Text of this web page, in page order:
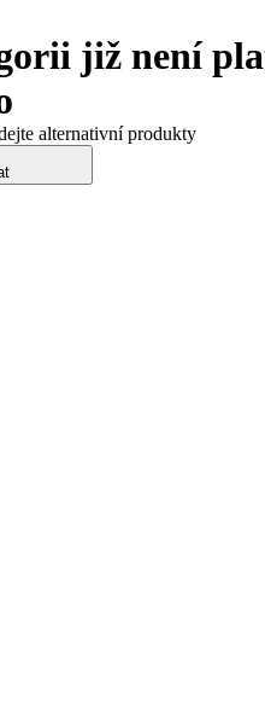
již není
alternativní produkty